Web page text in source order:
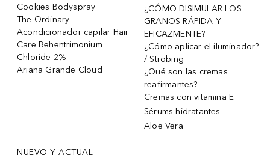
Cookies Bodyspray
The Ordinary
Acondicionador capilar Hair
Care Behentrimonium
Chloride 2%
Ariana Grande Cloud
¿CÓMO DISIMULAR LOS
GRANOS RÁPIDA Y
EFICAZMENTE?
¿Cómo aplicar el iluminador?
/ Strobing
¿Qué son las cremas
reafirmantes?
Cremas con vitamina E
Sérums hidratantes
Aloe Vera
NUEVO Y ACTUAL